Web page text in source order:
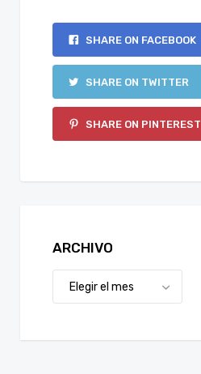
SHARE ON FACEBOOK
SHARE ON TWITTER
SHARE ON PINTEREST
ARCHIVO